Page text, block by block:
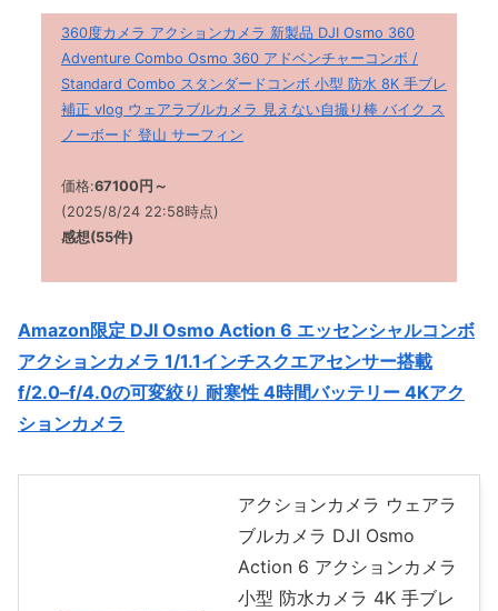
360度カメラ アクションカメラ 新製品 DJI Osmo 360
Adventure Combo Osmo 360 アドベンチャーコンボ /
Standard Combo スタンダードコンボ 小型 防水 8K 手ブレ
補正 vlog ウェアラブルカメラ 見えない自撮り棒 バイク ス
ノーボード 登山 サーフィン
価格:67100 円～
(2025/8/24 22:58時点)
感想(55件)
Amazon限定 DJI Osmo Action 6 エッセンシャルコンボ
アクションカメラ 1/1.1インチスクエアセンサー搭載
f/2.0–f/4.0の可変絞り 耐寒性 4時間バッテリー 4Kアク
ションカメラ
アクションカメラ ウェアラ
ブルカメラ DJI Osmo
Action 6 アクションカメラ
小型 防水カメラ 4K 手ブレ